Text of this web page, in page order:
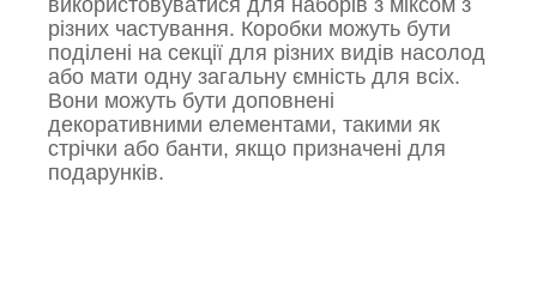
використовуватися для наборів з міксом з
різних частування. Коробки можуть бути
поділені на секції для різних видів насолод
або мати одну загальну ємність для всіх.
Вони можуть бути доповнені
декоративними елементами, такими як
стрічки або банти, якщо призначені для
подарунків.